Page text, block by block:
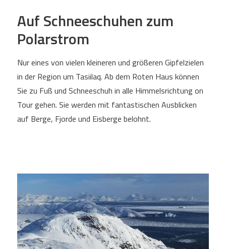
Auf Schneeschuhen zum
Polarstrom
Nur eines von vielen kleineren und größeren Gipfelzielen
in der Region um Tasiilaq. Ab dem Roten Haus können
Sie zu Fuß und Schneeschuh in alle Himmelsrichtung on
Tour gehen. Sie werden mit fantastischen Ausblicken
auf Berge, Fjorde und Eisberge belohnt.